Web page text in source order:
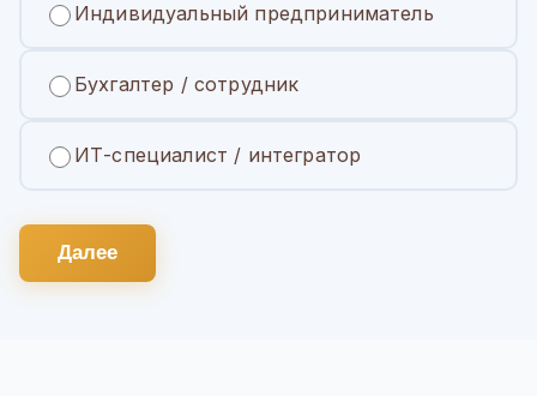
Индивидуальный предприниматель
Бухгалтер / сотрудник
ИТ-специалист / интегратор
Далее